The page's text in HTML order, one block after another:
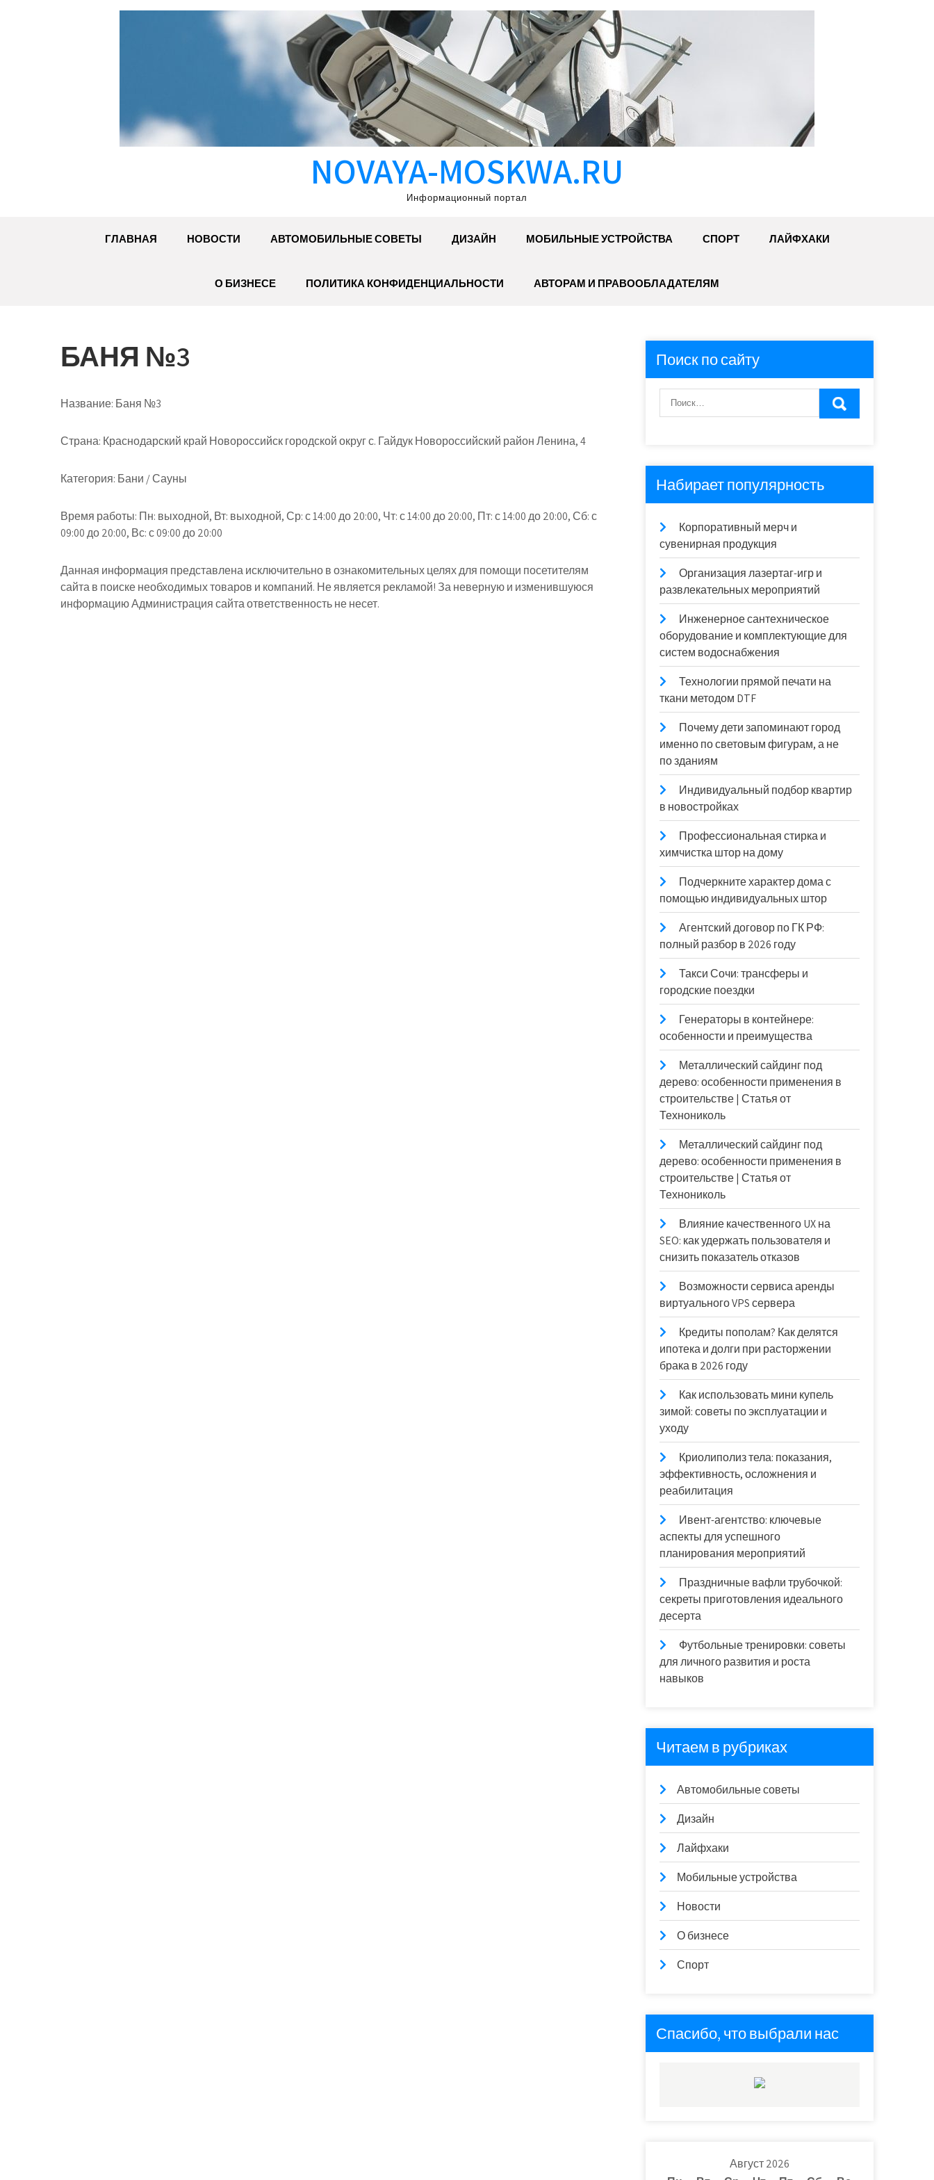
NOVAYA-MOSKWA.RU
Информационный портал
ГЛАВНАЯ НОВОСТИ АВТОМОБИЛЬНЫЕ СОВЕТЫ ДИЗАЙН МОБИЛЬНЫЕ УСТРОЙСТВА СПОРТ ЛАЙФХАКИ
О БИЗНЕСЕ ПОЛИТИКА КОНФИДЕНЦИАЛЬНОСТИ АВТОРАМ И ПРАВООБЛАДАТЕЛЯМ
БАНЯ №3
Название: Баня №3
Страна: Краснодарский край Новороссийск городской округ с. Гайдук Новороссийский район Ленина, 4
Категория: Бани / Сауны
Время работы: Пн: выходной, Вт: выходной, Ср: с 14:00 до 20:00, Чт: с 14:00 до 20:00, Пт: с 14:00 до 20:00, Сб: с
09:00 до 20:00, Вс: с 09:00 до 20:00
Данная информация представлена исключительно в ознакомительных целях для помощи посетителям
сайта в поиске необходимых товаров и компаний. Не является рекламой! За неверную и изменившуюся
информацию Администрация сайта ответственность не несет.
Поиск по сайту
Набирает популярность
Корпоративный мерч и
сувенирная продукция
Организация лазертаг-игр и
развлекательных мероприятий
Инженерное сантехническое
оборудование и комплектующие для
систем водоснабжения
Технологии прямой печати на
ткани методом DTF
Почему дети запоминают город
именно по световым фигурам, а не
по зданиям
Индивидуальный подбор квартир
в новостройках
Профессиональная стирка и
химчистка штор на дому
Подчеркните характер дома с
помощью индивидуальных штор
Агентский договор по ГК РФ:
полный разбор в 2026 году
Такси Сочи: трансферы и
городские поездки
Генераторы в контейнере:
особенности и преимущества
Металлический сайдинг под
дерево: особенности применения в
строительстве | Статья от
Технониколь
Металлический сайдинг под
дерево: особенности применения в
строительстве | Статья от
Технониколь
Влияние качественного UX на
SEO: как удержать пользователя и
снизить показатель отказов
Возможности сервиса аренды
виртуального VPS сервера
Кредиты пополам? Как делятся
ипотека и долги при расторжении
брака в 2026 году
Как использовать мини купель
зимой: советы по эксплуатации и
уходу
Криолиполиз тела: показания,
эффективность, осложнения и
реабилитация
Ивент-агентство: ключевые
аспекты для успешного
планирования мероприятий
Праздничные вафли трубочкой:
секреты приготовления идеального
десерта
Футбольные тренировки: советы
для личного развития и роста
навыков
Читаем в рубриках
Автомобильные советы
Дизайн
Лайфхаки
Мобильные устройства
Новости
О бизнесе
Спорт
Спасибо, что выбрали нас
Август 2026